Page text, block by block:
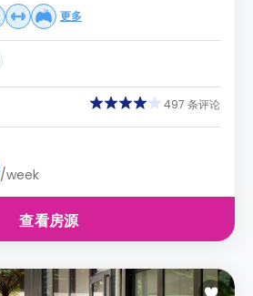
更多
497 条评论
/week
查看房源